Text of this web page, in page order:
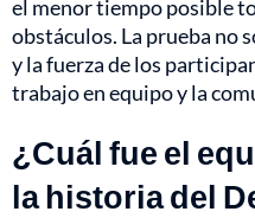
el menor tiempo posible
obstáculos. La prueba no
y la fuerza de los
trabajo en equipo y la
¿Cuál fue el
la historia del